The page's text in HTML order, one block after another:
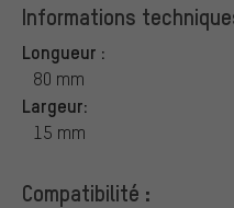
Informations
Longueur :
80 mm
Largeur:
15 mm
Compatibilité :